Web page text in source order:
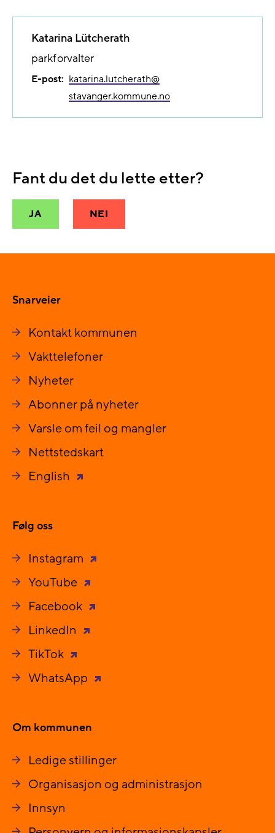
Katarina Lütcherath
parkforvalter
E-post: katarina.lutcherath@​
stavanger.kommune.no
Fant du det du lette etter?
JA NEI
Snarveier
Kontakt kommunen
Vakttelefoner
Nyheter
Abonner på nyheter
Varsle om feil og mangler
Nettstedskart
English
Følg oss
Instagram
YouTube
Facebook
LinkedIn
TikTok
WhatsApp
Om kommunen
Ledige stillinger
Organisasjon og administrasjon
Innsyn